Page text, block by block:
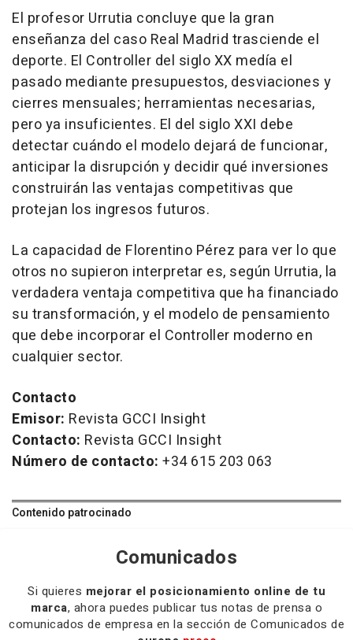
El profesor Urrutia concluye que la gran
enseñanza del caso Real Madrid trasciende el
deporte. El Controller del siglo XX medía el
pasado mediante presupuestos, desviaciones y
cierres mensuales; herramientas necesarias,
pero ya insuficientes. El del siglo XXI debe
detectar cuándo el modelo dejará de funcionar,
anticipar la disrupción y decidir qué inversiones
construirán las ventajas competitivas que
protejan los ingresos futuros.
La capacidad de Florentino Pérez para ver lo que
otros no supieron interpretar es, según Urrutia, la
verdadera ventaja competitiva que ha financiado
su transformación, y el modelo de pensamiento
que debe incorporar el Controller moderno en
cualquier sector.
Contacto
Emisor: Revista GCCI Insight
Contacto: Revista GCCI Insight
Número de contacto: +34 615 203 063
Contenido patrocinado
Comunicados
Si quieres mejorar el posicionamiento online de tu
marca, ahora puedes publicar tus notas de prensa o
comunicados de empresa en la sección de Comunicados de